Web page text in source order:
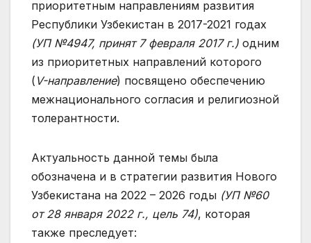
приоритетным направлениям развития
Республики Узбекистан в 2017-2021 годах
(УП №4947, принят 7 февраля 2017 г.) одним
из приоритетных направлений которого
( V-направление) посвящено обеспечению
межнационального согласия и религиозной
толерантности.
Актуальность данной темы была
обозначена и в стратегии развития Нового
Узбекистана на 2022 – 2026 годы (УП №60
от 28 января 2022 г., цель 74), которая
также преследует: